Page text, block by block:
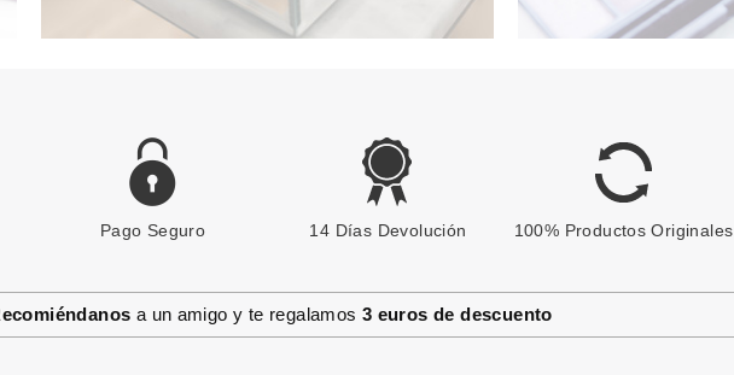
ESSENCE
Pvr 2.49€
Pago Seguro 14 Días Devolución 100% Productos Originales
a un amigo y te regalamos 3 euros de descuento